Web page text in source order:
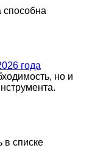
года
но и
в списке